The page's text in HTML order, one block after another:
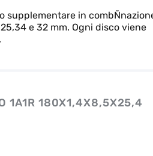
in
e 32 mm. Ogni disco viene
1A1R 180X1,4X8,5X25,4